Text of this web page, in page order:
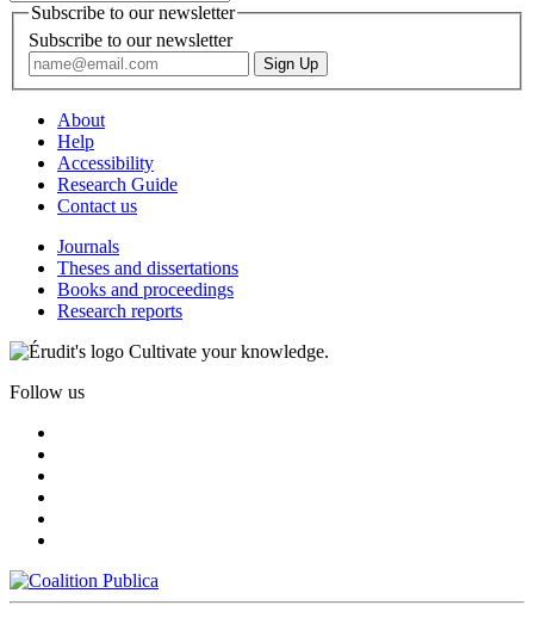
Subscribe to our newsletter
Subscribe to our newsletter
About
Help
Accessibility
Research Guide
Contact us
Journals
Theses and dissertations
Books and proceedings
Research reports
Cultivate your knowledge.
Follow us